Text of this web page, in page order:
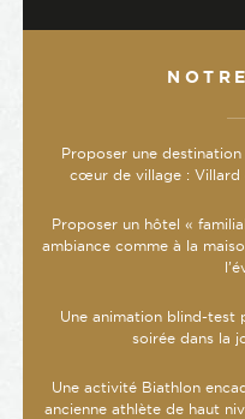
Proposer une
cœur de village : Villard
Proposer un hôtel «
ambiance comme à la
Une animation blind-test
soirée dans la
Une activité Biathlon
ancienne athlète de haut